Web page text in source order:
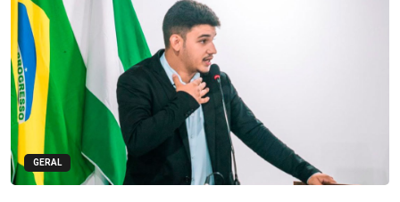
GERAL